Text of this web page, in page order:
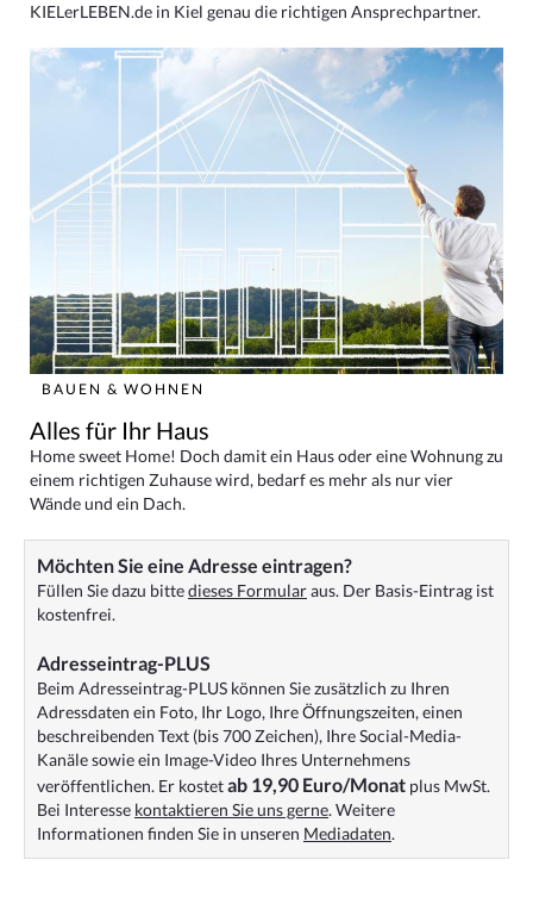
KIELerLEBEN.de in Kiel genau die richtigen Ansprechpartner.
BAUEN & WOHNEN
Alles für Ihr Haus
Home sweet Home! Doch damit ein Haus oder eine Wohnung zu
einem richtigen Zuhause wird, bedarf es mehr als nur vier
Wände und ein Dach.
Möchten Sie eine Adresse eintragen?
Füllen Sie dazu bittedieses Formularaus. Der Basis-Eintrag ist
kostenfrei.
Adresseintrag-PLUS
Beim Adresseintrag-PLUS können Sie zusätzlich zu Ihren
Adressdaten ein Foto, Ihr Logo, Ihre Öffnungszeiten, einen
beschreibenden Text (bis 700 Zeichen), Ihre Social-Media-
Kanäle sowie ein Image-Video Ihres Unternehmens
veröffentlichen. Er kostetab 19,90 Euro/Monat plus MwSt.
Bei Interesse kontaktieren Sie uns gerne. Weitere
Informationen finden Sie in unseren Mediadaten.